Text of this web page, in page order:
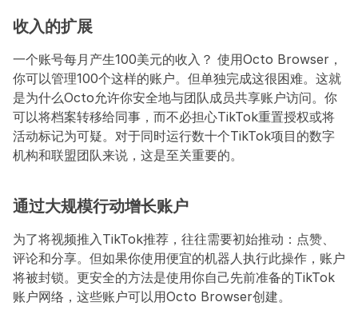
收入的扩展
一个账号每月产生100美元的收入？ 使用Octo Browser，
你可以管理100个这样的账户。但单独完成这很困难。这就
是为什么Octo允许你安全地与团队成员共享账户访问。你
可以将档案转移给同事，而不必担心TikTok重置授权或将
活动标记为可疑。对于同时运行数十个TikTok项目的数字
机构和联盟团队来说，这是至关重要的。
通过大规模行动增长账户
为了将视频推入TikTok推荐，往往需要初始推动：点赞、
评论和分享。但如果你使用便宜的机器人执行此操作，账户
将被封锁。更安全的方法是使用你自己先前准备的TikTok
账户网络，这些账户可以用Octo Browser创建。